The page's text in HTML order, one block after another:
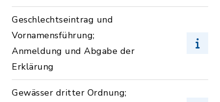
Geschlechtseintrag und
Vornamensführung;
Anmeldung und Abgabe der
Erklärung
Gewässer dritter Ordnung;